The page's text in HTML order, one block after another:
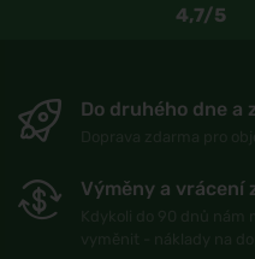
4,7/5
Do druhého dne a
Výměny a vrácení